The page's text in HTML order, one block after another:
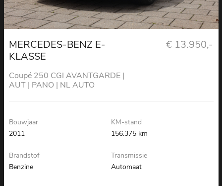
MERCEDES-BENZ E-
KLASSE
Coupé 250 CGI AVANTGARDE |
AUT | PANO | NL AUTO
€ 13.950,-
Bouwjaar
2011
KM-stand
156.375 km
Brandstof
Benzine
Transmissie
Automaat